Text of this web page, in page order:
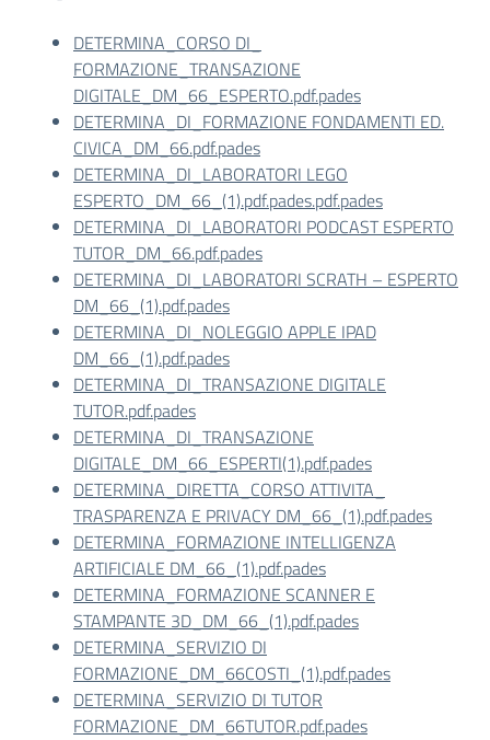
DETERMINA_CORSO DI_
FORMAZIONE_TRANSAZIONE
DIGITALE_DM_66_ESPERTO.pdf.pades
DETERMINA_DI_FORMAZIONE FONDAMENTI ED.
CIVICA_DM_66.pdf.pades
DETERMINA_DI_LABORATORI LEGO
ESPERTO_DM_66_(1).pdf.pades.pdf.pades
DETERMINA_DI_LABORATORI PODCAST ESPERTO
TUTOR_DM_66.pdf.pades
DETERMINA_DI_LABORATORI SCRATH – ESPERTO
DM_66_(1).pdf.pades
DETERMINA_DI_NOLEGGIO APPLE IPAD
DM_66_(1).pdf.pades
DETERMINA_DI_TRANSAZIONE DIGITALE
TUTOR.pdf.pades
DETERMINA_DI_TRANSAZIONE
DIGITALE_DM_66_ESPERTI(1).pdf.pades
DETERMINA_DIRETTA_CORSO ATTIVITA_
TRASPARENZA E PRIVACY DM_66_(1).pdf.pades
DETERMINA_FORMAZIONE INTELLIGENZA
ARTIFICIALE DM_66_(1).pdf.pades
DETERMINA_FORMAZIONE SCANNER E
STAMPANTE 3D_DM_66_(1).pdf.pades
DETERMINA_SERVIZIO DI
FORMAZIONE_DM_66COSTI_(1).pdf.pades
DETERMINA_SERVIZIO DI TUTOR
FORMAZIONE_DM_66TUTOR.pdf.pades